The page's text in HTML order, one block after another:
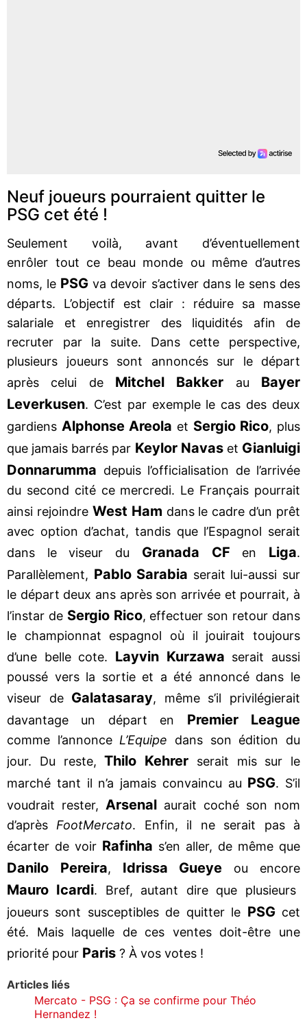
Neuf joueurs pourraient quitter le
PSG cet été !
Seulement voilà, avant d’éventuellement
enrôler tout ce beau monde ou même d’autres
noms, le PSG va devoir s’activer dans le sens des
départs. L’objectif est clair : réduire sa masse
salariale et enregistrer des liquidités afin de
recruter par la suite. Dans cette perspective,
plusieurs joueurs sont annoncés sur le départ
après celui de Mitchel Bakker au Bayer
Leverkusen. C’est par exemple le cas des deux
gardiens Alphonse Areola et Sergio Rico, plus
que jamais barrés par Keylor Navaset Gianluigi
Donnarumma depuis l’officialisation de l’arrivée
du second cité ce mercredi. Le Français pourrait
ainsi rejoindre West Ham dans le cadre d’un prêt
avec option d’achat, tandis que l’Espagnol serait
dans le viseur du Granada CF en Liga.
Parallèlement, Pablo Sarabia serait lui-aussi sur
le départ deux ans après son arrivée et pourrait, à
l’instar de Sergio Rico, effectuer son retour dans
le championnat espagnol où il jouirait toujours
d’une belle cote. Layvin Kurzawa serait aussi
poussé vers la sortie et a été annoncé dans le
viseur de Galatasaray, même s’il privilégierait
davantage un départ en Premier League
comme l’annonce L’Equipe dans son édition du
jour. Du reste,Thilo Kehrer serait mis sur le
marché tant il n’a jamais convaincu au PSG. S’il
voudrait rester, Arsenal aurait coché son nom
d’après FootMercato. Enfin, il ne serait pas à
écarter de voir Rafinha s’en aller, de même que
Danilo Pereira, Idrissa Gueye ou encore
Mauro Icardi. Bref, autant dire que plusieurs
joueurs sont susceptibles de quitter le PSGcet
été. Mais laquelle de ces ventes doit-être une
priorité pour Paris ? À vos votes !
Articles liés
Mercato - PSG : Ça se confirme pour Théo
Hernandez !